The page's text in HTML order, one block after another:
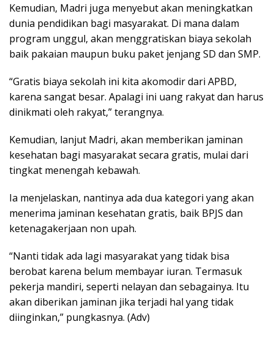
Kemudian, Madri juga menyebut akan meningkatkan
dunia pendidikan bagi masyarakat. Di mana dalam
program unggul, akan menggratiskan biaya sekolah
baik pakaian maupun buku paket jenjang SD dan SMP.
“Gratis biaya sekolah ini kita akomodir dari APBD,
karena sangat besar. Apalagi ini uang rakyat dan harus
dinikmati oleh rakyat,” terangnya.
Kemudian, lanjut Madri, akan memberikan jaminan
kesehatan bagi masyarakat secara gratis, mulai dari
tingkat menengah kebawah.
Ia menjelaskan, nantinya ada dua kategori yang akan
menerima jaminan kesehatan gratis, baik BPJS dan
ketenagakerjaan non upah.
“Nanti tidak ada lagi masyarakat yang tidak bisa
berobat karena belum membayar iuran. Termasuk
pekerja mandiri, seperti nelayan dan sebagainya. Itu
akan diberikan jaminan jika terjadi hal yang tidak
diinginkan,” pungkasnya. (Adv)